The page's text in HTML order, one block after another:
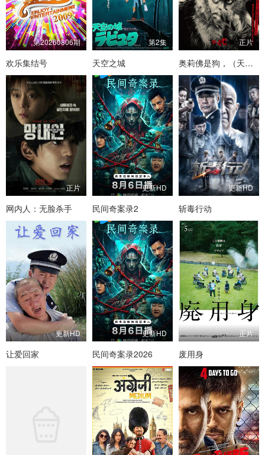
第20260806期
欢乐集结号
第2集
天空之城
正片
奥莉佛是狗，（天哪！！）这家伙 电影版
正片
网内人：无脸杀手
更新HD
民间奇案录2
更新HD
斩毒行动
更新HD
让爱回家
更新HD
民间奇案录2026
正片
废用身